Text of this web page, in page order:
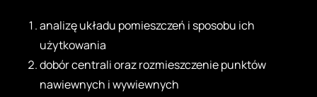
analizę układu pomieszczeń i sposobu ich
użytkowania
dobór centrali oraz rozmieszczenie punktów
nawiewnych i wywiewnych